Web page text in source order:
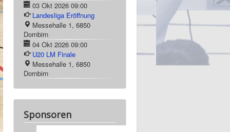
03 Okt 2026 09:00
Landesliga Eröffnung
Messehalle 1, 6850
Dornbirn
04 Okt 2026 09:00
U20 LM Finale
Messehalle 1, 6850
Dornbirn
Sponsoren